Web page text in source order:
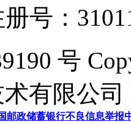
号：
号
有限公司
邮政储蓄银行不良信息举报